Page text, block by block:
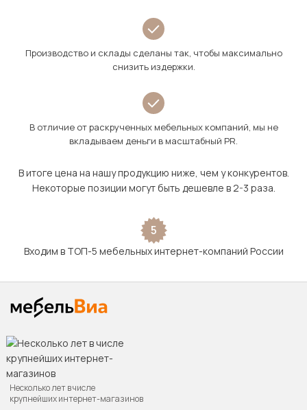
Производство и склады сделаны так, чтобы максимально
снизить издержки.
В отличие от раскрученных мебельных компаний, мы не
вкладываем деньги в масштабный PR.
В итоге цена на нашу продукцию ниже, чем у конкурентов.
Некоторые позиции могут быть дешевле в 2-3 раза.
5
Входим в ТОП-5 мебельных интернет-компаний России
Несколько лет в числе
крупнейших интернет-магазинов